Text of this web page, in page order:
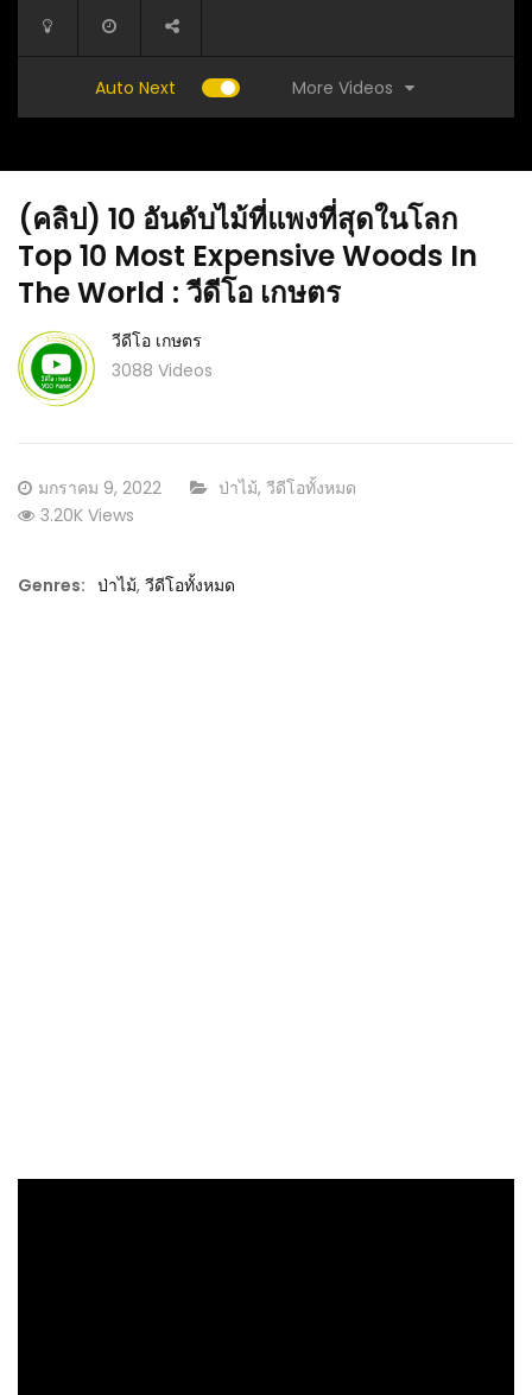
Auto Next More Videos
รับ
าร
(คลิป) วิธีทำกระทงใบตอง ผสมใบเตย : วีดีโอ
เกษตร
(คลิป) 10 อันดับไม้ที่แพงที่สุดในโลก
Top 10 Most Expensive Woods In
The World : วีดีโอ เกษตร
วีดีโอ เกษตร
3088 Videos
Posted
on
มกราคม 9, 2022 CATEGORY:
ป่าไม้, วีดีโอทั้งหมด
3.20K Views
Genres: ป่าไม้, วีดีโอทั้งหมด